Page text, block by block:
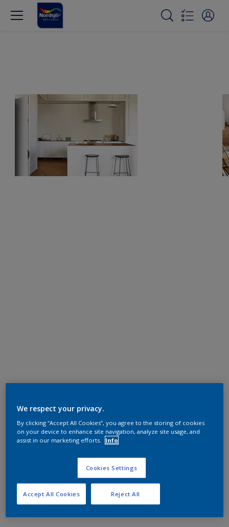
We respect your privacy.
By clicking “Accept All Cookies”, you agree to the storing of cookies
on your device to enhance site navigation, analyze site usage, and
assist in our marketing efforts.
Info
Cookies Settings
Reject All
Accept All Cookies